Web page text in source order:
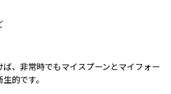
、非常時でもマイスプーンとマイフォー
的です。